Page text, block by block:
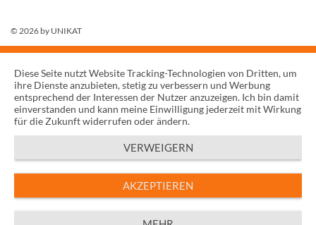
© 2026 by UNIKAT
Diese Seite nutzt Website Tracking-Technologien von Dritten, um
ihre Dienste anzubieten, stetig zu verbessern und Werbung
entsprechend der Interessen der Nutzer anzuzeigen. Ich bin damit
einverstanden und kann meine Einwilligung jederzeit mit Wirkung
für die Zukunft widerrufen oder ändern.
VERWEIGERN
AKZEPTIEREN